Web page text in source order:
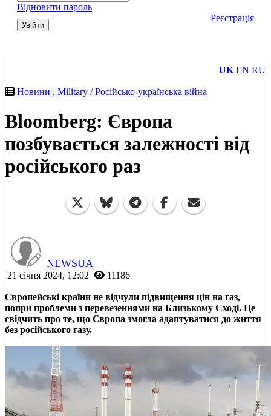
Відновити пароль
Увійти
Реєстрація
UK EN RU
Новини , Military / Російсько-українська війна
Bloomberg: Європа
позбувається залежності від
російського раз
NEWSUA
21 січня 2024, 12:02 11186
Європейські країни не відчули підвищення цін на газ,
попри проблеми з перевезеннями на Близькому Сході. Це
свідчить про те, що Європа змогла адаптуватися до життя
без російського газу.